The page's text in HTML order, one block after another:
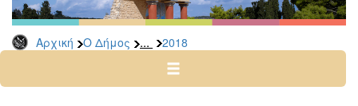
Αρχική Ο Δήμος ... 2018
Αρχείο
2026
2024